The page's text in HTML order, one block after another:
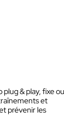
& play, fixe ou
et
prévenir les